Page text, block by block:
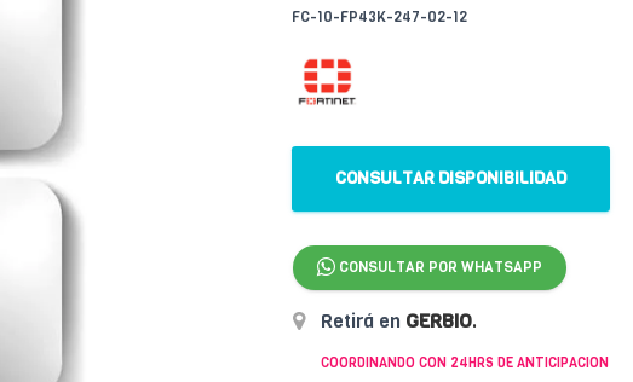
FC-10-FP43K-247-02-12
CONSULTAR DISPONIBILIDAD
CONSULTAR POR WHATSAPP
Retirá en GERBIO.
COORDINANDO CON 24HRS DE ANTICIPACION